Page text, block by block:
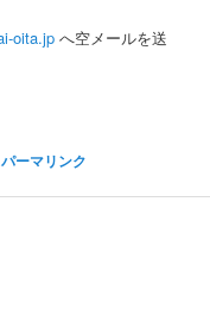
oita.jp へ空メールを送
パーマリンク